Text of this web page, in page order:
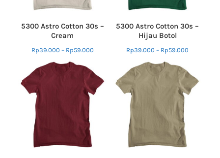
5300 Astro Cotton 30s –
Cream
Rp39.000 – Rp59.000
5300 Astro Cotton 30s –
Hijau Botol
Rp39.000 – Rp59.000